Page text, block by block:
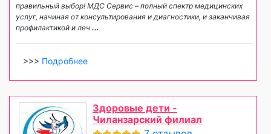
правильный выбор! МДС Сервис – полный спектр медицинских
услуг, начиная от консультирования и диагностики, и заканчивая
профилактикой и леч ...
>>> Подробнее
Здоровые дети -
Чиланзарский филиал